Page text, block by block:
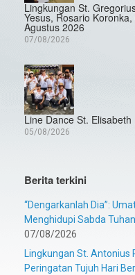
Lingkungan St.
Yesus, Rosario
Agustus 2026
07/08/2026
Line Dance St. Elisabeth
05/08/2026
Berita terkini
“Dengarkanlah Dia”:
Menghidupi Sabda
07/08/2026
Lingkungan St.
Peringatan Tujuh Hari